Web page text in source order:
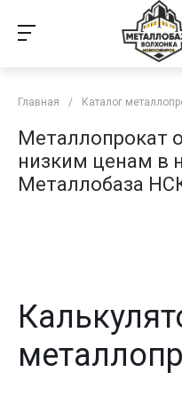
Главная / Каталог
Металлопрокат
низким ценам в
Металлобаза